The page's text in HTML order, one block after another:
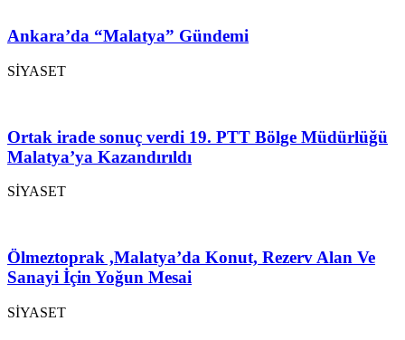
Ankara’da “Malatya” Gündemi
SİYASET
Ortak irade sonuç verdi 19. PTT Bölge Müdürlüğü
Malatya’ya Kazandırıldı
SİYASET
Ölmeztoprak ,Malatya’da Konut, Rezerv Alan Ve
Sanayi İçin Yoğun Mesai
SİYASET